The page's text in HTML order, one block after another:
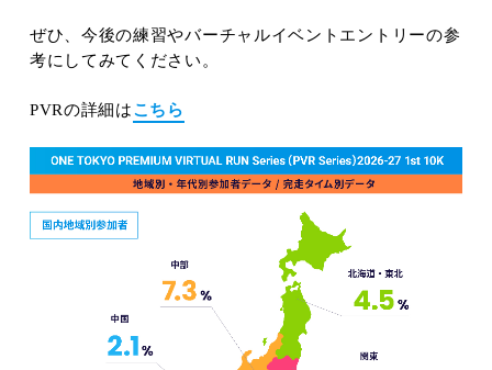
ぜひ、今後の練習やバーチャルイベントエントリーの参
考にしてみてください。
PVRの詳細はこちら